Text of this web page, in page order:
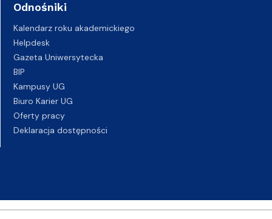
Odnośniki
Kalendarz roku akademickiego
Helpdesk
Gazeta Uniwersytecka
BIP
Kampusy UG
Biuro Karier UG
Oferty pracy
Deklaracja dostępności